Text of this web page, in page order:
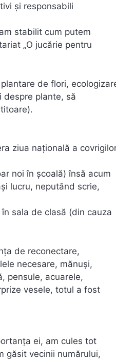
și responsabili
stabilit cum putem
„O jucărie pentru
de flori,
despre plante, să
ziua națională a
noi în școală) însă acum
lucru, neputând scrie,
sala de clasă (din cauza
de reconectare,
necesare, mănuși,
pensule, acuarele,
vesele, totul a fost
ei, am cules tot
găsit vecinii numărului,